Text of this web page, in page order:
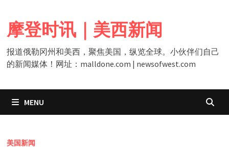
content
摩登时讯｜美西新闻
报道俄勒冈州和美西，聚焦美国，纵览全球。小伙伴们自己
的新闻媒体！网址：malldone.com | newsofwest.com
MENU
美国新闻